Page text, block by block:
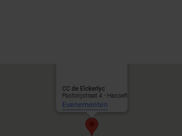
CC de Elckerlyc
Pastorijstraat 4 - Hasselt
Evenementen